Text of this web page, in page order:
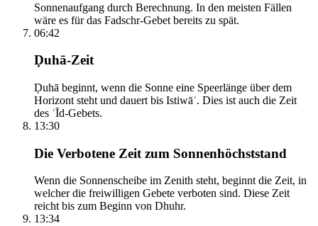
Sonnenaufgang durch Berechnung. In den meisten Fällen
wäre es für das Fadschr-Gebet bereits zu spät.
06:42
Ḍuhā-Zeit
Ḍuhā beginnt, wenn die Sonne eine Speerlänge über dem
Horizont steht und dauert bis Istiwāʾ. Dies ist auch die Zeit
des ʿĪd-Gebets.
13:30
Die Verbotene Zeit zum Sonnenhöchststand
Wenn die Sonnenscheibe im Zenith steht, beginnt die Zeit, in
welcher die freiwilligen Gebete verboten sind. Diese Zeit
reicht bis zum Beginn von Dhuhr.
13:34